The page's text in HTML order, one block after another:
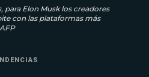
para Elon Musk los creadores
con las plataformas más